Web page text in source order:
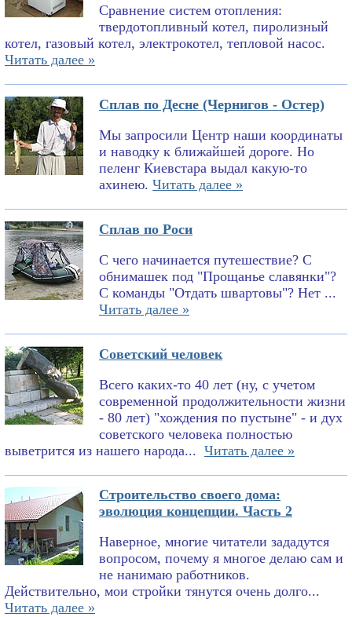
Сравнение систем отопления:
твердотопливный котел, пиролизный
котел, газовый котел, электрокотел, тепловой насос.
Читать далее »
Сплав по Десне (Чернигов - Остер)
Мы запросили Центр наши координаты
и наводку к ближайшей дороге. Но
пеленг Киевстара выдал какую-то
ахинею. Читать далее »
Сплав по Роси
С чего начинается путешествие? С
обнимашек под "Прощанье славянки"?
С команды "Отдать швартовы"? Нет ...
Читать далее »
Советский человек
Всего каких-то 40 лет (ну, с учетом
современной продолжительности жизни
- 80 лет) "хождения по пустыне" - и дух
советского человека полностью
выветрится из нашего народа... Читать далее »
Строительство своего дома:
эволюция концепции. Часть 2
Наверное, многие читатели зададутся
вопросом, почему я многое делаю сам и
не нанимаю работников.
Действительно, мои стройки тянутся очень долго...
Читать далее »